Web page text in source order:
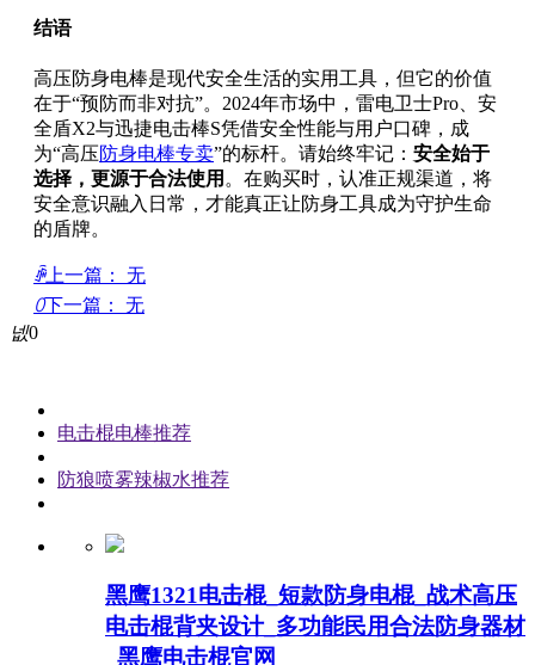
结语
高压防身电棒是现代安全生活的实用工具，但它的价值
在于“预防而非对抗”。2024年市场中，雷电卫士Pro、安
全盾X2与迅捷电击棒S凭借安全性能与用户口碑，成
为“高压防身电棒专卖”的标杆。请始终牢记： 安全始于
选择，更源于合法使用 。在购买时，认准正规渠道，将
安全意识融入日常，才能真正让防身工具成为守护生命
的盾牌。
ꄴ上一篇：
无
ꄲ下一篇：
无
넶0
电击棍电棒推荐
防狼喷雾辣椒水推荐
黑鹰1321电击棍_短款防身电棍_战术高压
电击棍背夹设计_多功能民用合法防身器材
_黑鹰电击棍官网